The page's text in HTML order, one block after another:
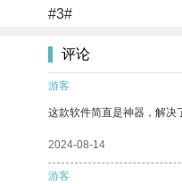
#3#
评论
游客
这款软件简直是神器，解决
2024-08-14
游客